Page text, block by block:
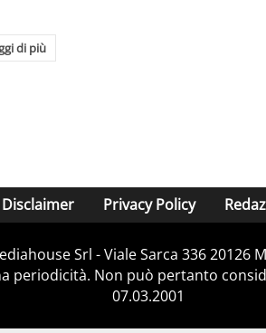
di più
Disclaimer Privacy Policy
Srl - Viale Sarca 336 20126
periodicità. Non può pertanto
07.03.2001